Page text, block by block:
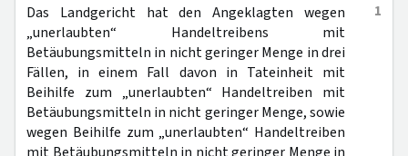
1
Das Landgericht hat den Angeklagten wegen
„unerlaubten“ Handeltreibens mit
Betäubungsmitteln in nicht geringer Menge in drei
Fällen, in einem Fall davon in Tateinheit mit
Beihilfe zum „unerlaubten“ Handeltreiben mit
Betäubungsmitteln in nicht geringer Menge, sowie
wegen Beihilfe zum „unerlaubten“ Handeltreiben